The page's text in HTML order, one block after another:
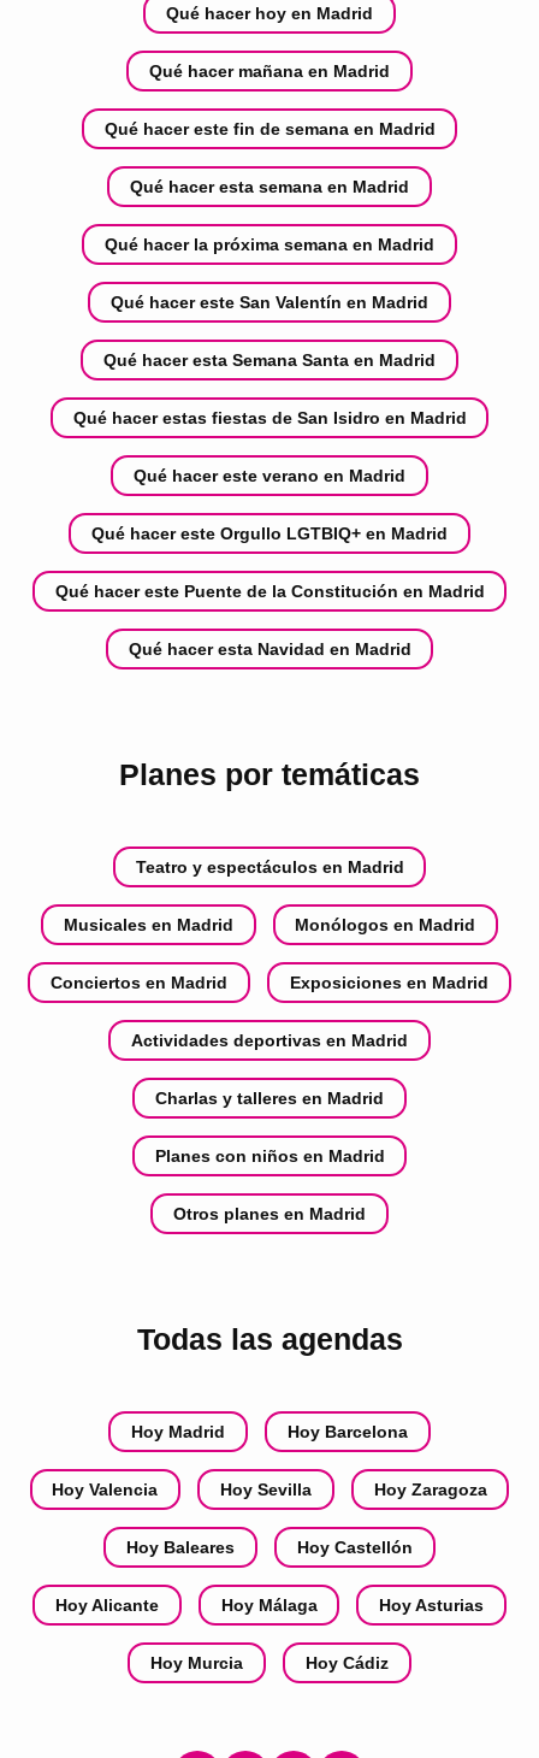
Qué hacer hoy en Madrid
Qué hacer mañana en Madrid
Qué hacer este fin de semana en Madrid
Qué hacer esta semana en Madrid
Qué hacer la próxima semana en Madrid
Qué hacer este San Valentín en Madrid
Qué hacer esta Semana Santa en Madrid
Qué hacer estas fiestas de San Isidro en Madrid
Qué hacer este verano en Madrid
Qué hacer este Orgullo LGTBIQ+ en Madrid
Qué hacer este Puente de la Constitución en Madrid
Qué hacer esta Navidad en Madrid
Planes por temáticas
Teatro y espectáculos en Madrid
Musicales en Madrid Monólogos en Madrid
Conciertos en Madrid Exposiciones en Madrid
Actividades deportivas en Madrid
Charlas y talleres en Madrid
Planes con niños en Madrid
Otros planes en Madrid
Todas las agendas
Hoy Madrid Hoy Barcelona
Hoy Valencia Hoy Sevilla Hoy Zaragoza
Hoy Baleares Hoy Castellón
Hoy Alicante Hoy Málaga Hoy Asturias
Hoy Murcia Hoy Cádiz